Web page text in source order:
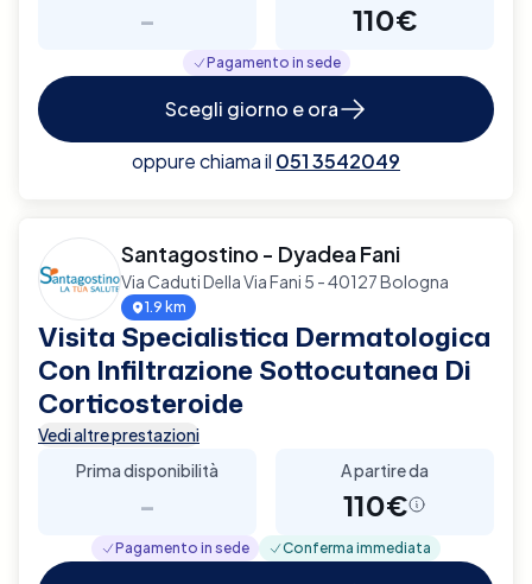
- 110€
Pagamento in sede
Scegli giorno e ora
oppure chiama il 051 3542049
Santagostino - Dyadea Fani
Via Caduti Della Via Fani 5 - 40127 Bologna
1.9 km
Visita Specialistica Dermatologica
Con Infiltrazione Sottocutanea Di
Corticosteroide
Vedi altre prestazioni
Prima disponibilità
-
A partire da
110€
Pagamento in sede Conferma immediata